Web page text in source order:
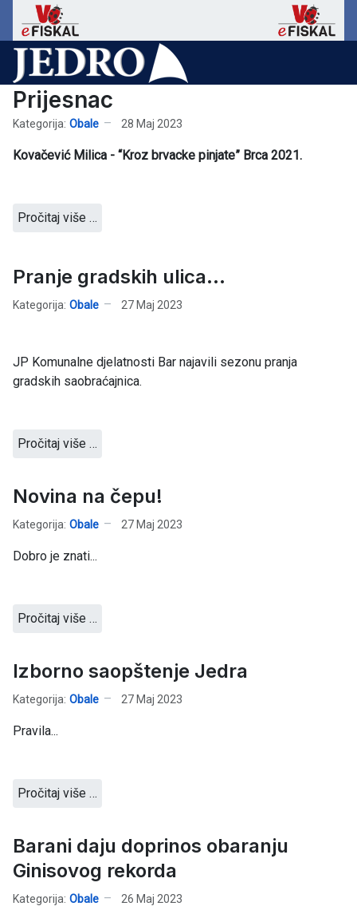
Prijesnac
Kategorija: Obale 28 Maj 2023
Kovačević Milica - “Kroz brvacke pinjate” Brca 2021.
Pročitaj više …
Pranje gradskih ulica...
Kategorija: Obale 27 Maj 2023
JP Komunalne djelatnosti Bar najavili sezonu pranja
gradskih saobraćajnica.
Pročitaj više …
Novina na čepu!
Kategorija: Obale 27 Maj 2023
Dobro je znati...
Pročitaj više …
Izborno saopštenje Jedra
Kategorija: Obale 27 Maj 2023
Pravila...
Pročitaj više …
Barani daju doprinos obaranju
Ginisovog rekorda
Kategorija: Obale 26 Maj 2023